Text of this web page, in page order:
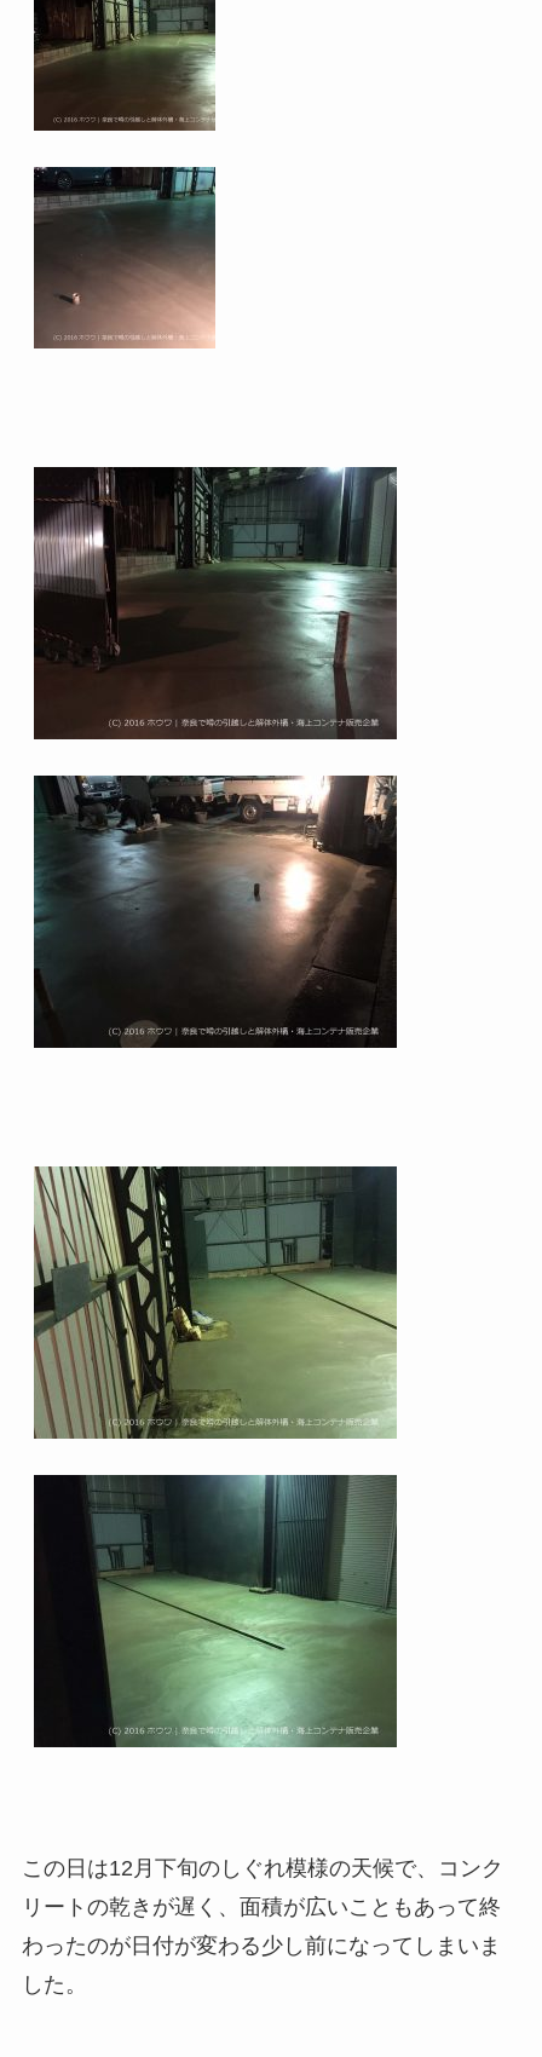
この日は12月下旬のしぐれ模様の天候で、コンク
リートの乾きが遅く、面積が広いこともあって終
わったのが日付が変わる少し前になってしまいま
した。